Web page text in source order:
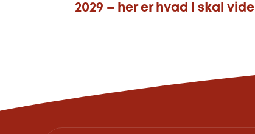
2029 – her er hvad I skal vide